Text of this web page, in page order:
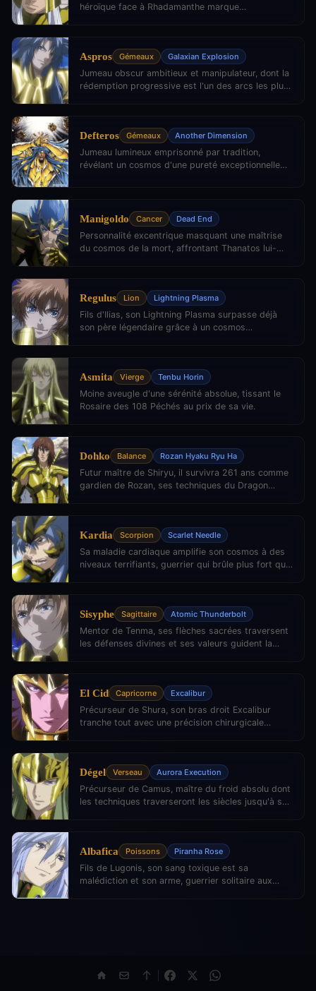
héroïque face à Rhadamanthe marque
Aspros Gémeaux Galaxian Explosion
Jumeau obscur ambitieux et manipulateur, dont la
rédemption progressive est l'un des arcs les plus
Defteros Gémeaux Another Dimension
Jumeau lumineux emprisonné par tradition,
révélant un cosmos d'une pureté exceptionnelle
Manigoldo Cancer Dead End
Personnalité excentrique masquant une maîtrise
du cosmos de la mort, affrontant Thanatos lui-
Regulus Lion Lightning Plasma
Fils d'Ilias, son Lightning Plasma surpasse déjà
son père légendaire grâce à un cosmos
Asmita Vierge Tenbu Horin
Moine aveugle d'une sérénité absolue, tissant le
Rosaire des 108 Péchés au prix de sa vie.
Dohko Balance Rozan Hyaku Ryu Ha
Futur maître de Shiryu, il survivra 261 ans comme
gardien de Rozan, ses techniques du Dragon
Kardia Scorpion Scarlet Needle
Sa maladie cardiaque amplifie son cosmos à des
niveaux terrifiants, guerrier qui brûle plus fort que
Sisyphe Sagittaire Atomic Thunderbolt
Mentor de Tenma, ses flèches sacrées traversent
les défenses divines et ses valeurs guident la
El Cid Capricorne Excalibur
Précurseur de Shura, son bras droit Excalibur
tranche tout avec une précision chirurgicale
Dégel Verseau Aurora Execution
Précurseur de Camus, maître du froid absolu dont
les techniques traverseront les siècles jusqu'à son
Albafica Poissons Piranha Rose
Fils de Lugonis, son sang toxique est sa
malédiction et son arme, guerrier solitaire aux